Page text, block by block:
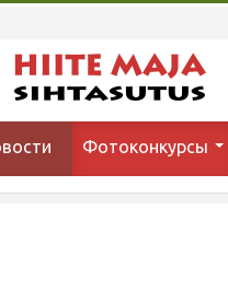
Фотоконкурсы